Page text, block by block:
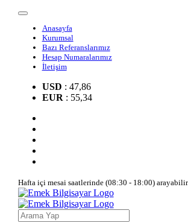
Anasayfa
Kurumsal
Bazı Referanslarımız
Hesap Numaralarımız
İletişim
USD : 47,86
EUR : 55,34
Hafta içi mesai saatlerinde (08:30 - 18:00)